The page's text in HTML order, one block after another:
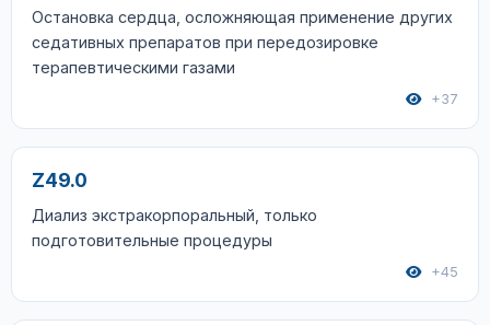
Остановка сердца, осложняющая применение других
седативных препаратов при передозировке
терапевтическими газами
+37
Z49.0
Диализ экстракорпоральный, только
подготовительные процедуры
+45